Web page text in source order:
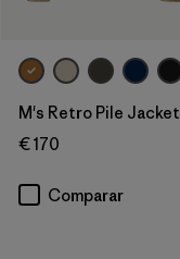
M's Retro Pile Jacket
€ 170
Comparar